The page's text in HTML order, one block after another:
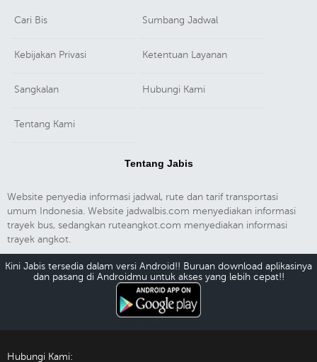
Cari Bis Sumbang Jadwal
Kebijakan Privasi Ketentuan Layanan
Sangkalan Hubungi Kami
Tentang Kami
Tentang Jabis
Website penyedia informasi jadwal, rute dan tarif transportasi
umum Indonesia. Website jadwalbis.com menyediakan informasi
trayek bus, sedangkan ruteangkot.com menyediakan informasi
trayek angkot.
Kini Jabis tersedia dalam versi Android!! Buruan download aplikasinya
dan pasang di Androidmu untuk akses yang lebih cepat!!
Hubungi Kami: